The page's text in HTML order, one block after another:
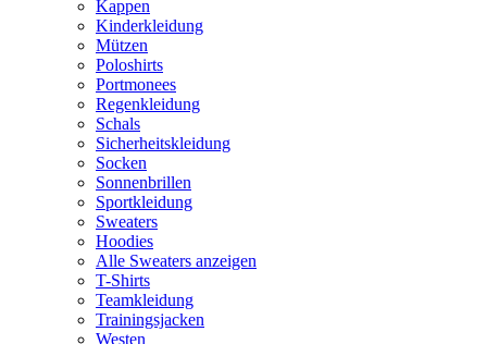
Kappen
Kinderkleidung
Mützen
Poloshirts
Portmonees
Regenkleidung
Schals
Sicherheitskleidung
Socken
Sonnenbrillen
Sportkleidung
Sweaters
Hoodies
Alle Sweaters anzeigen
T-Shirts
Teamkleidung
Trainingsjacken
Westen